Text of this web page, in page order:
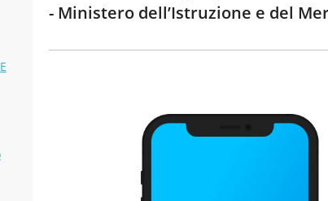
- Ministero dell’Istruzione e del